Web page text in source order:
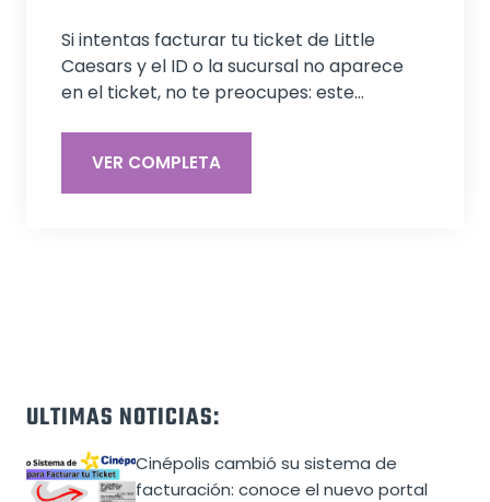
Si intentas facturar tu ticket de Little
Caesars y el ID o la sucursal no aparece
en el ticket, no te preocupes: este…
VER COMPLETA
ULTIMAS NOTICIAS:
Cinépolis cambió su sistema de
facturación: conoce el nuevo portal